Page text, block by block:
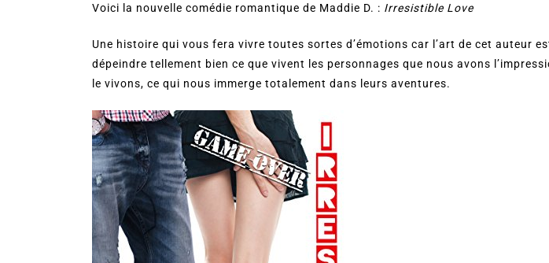
Voici la nouvelle comédie romantique de Maddie D. : Irresistible Love
Une histoire qui vous fera vivre toutes sortes d’émotions car l’art de cet auteur
dépeindre tellement bien ce que vivent les personnages que nous avons
le vivons, ce qui nous immerge totalement dans leurs aventures.